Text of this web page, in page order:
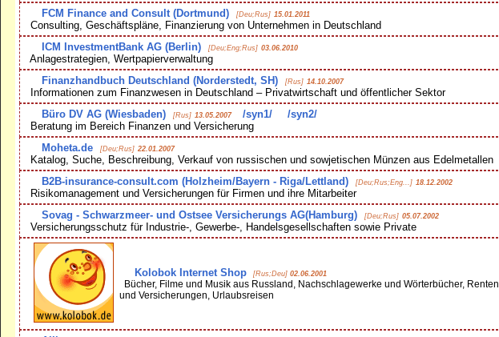
FCM Finance and Consult (Dortmund)
[Deu;Rus] 15.01.2011
Consulting, Geschäftspläne, Finanzierung von Unternehmen in Deutschland
ICM InvestmentBank AG (Berlin)
[Deu;Eng;Rus] 03.06.2010
Anlagestrategien, Wertpapierverwaltung
Finanzhandbuch Deutschland (Norderstedt, SH)
[Rus] 14.10.2007
Informationen zum Finanzwesen in Deutschland – Privatwirtschaft und öffentlicher Sektor
Büro DV AG (Wiesbaden)
[Rus] 13.05.2007 /syn1/
/syn2/
Beratung im Bereich Finanzen und Versicherung
Moheta.de
[Deu;Rus] 22.01.2007
Katalog, Suche, Beschreibung, Verkauf von russischen und sowjetischen Münzen aus Edelmetallen
B2B-insurance-consult.com (Holzheim/Bayern - Riga/Lettland)
[Deu;Rus;Eng...] 18.12.2002
Risikomanagement und Versicherungen für Firmen und ihre Mitarbeiter
Sovag - Schwarzmeer- und Ostsee Versicherungs AG(Hamburg)
[Deu;Rus] 05.07.2002
Versicherungsschutz für Industrie-, Gewerbe-, Handelsgesellschaften sowie Private
Kolobok Internet Shop [Rus;Deu] 02.06.2001
Bücher, Filme und Musik aus Russland, Nachschlagewerke und Wörterbücher, Renten
und Versicherungen, Urlaubsreisen